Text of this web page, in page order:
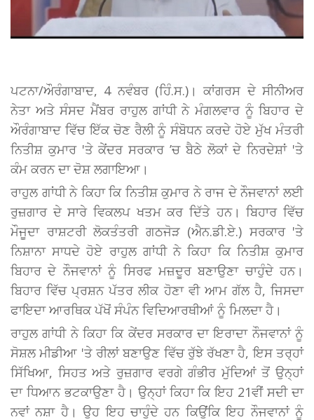
ਪਟਨਾ/ਔਰੰਗਾਬਾਦ, 4 ਨਵੰਬਰ (ਹਿੰ.ਸ.)। ਕਾਂਗਰਸ ਦੇ ਸੀਨੀਅਰ
ਨੇਤਾ ਅਤੇ ਸੰਸਦ ਮੈਂਬਰ ਰਾਹੁਲ ਗਾਂਧੀ ਨੇ ਮੰਗਲਵਾਰ ਨੂੰ ਬਿਹਾਰ ਦੇ
ਔਰੰਗਾਬਾਦ ਵਿੱਚ ਇੱਕ ਚੋਣ ਰੈਲੀ ਨੂੰ ਸੰਬੋਧਨ ਕਰਦੇ ਹੋਏ ਮੁੱਖ ਮੰਤਰੀ
ਨਿਤੀਸ਼ ਕੁਮਾਰ 'ਤੇ ਕੇਂਦਰ ਸਰਕਾਰ ’ਚ ਬੈਠੇ ਲੋਕਾਂ ਦੇ ਨਿਰਦੇਸ਼ਾਂ 'ਤੇ
ਕੰਮ ਕਰਨ ਦਾ ਦੋਸ਼ ਲਗਾਇਆ।
ਰਾਹੁਲ ਗਾਂਧੀ ਨੇ ਕਿਹਾ ਕਿ ਨਿਤੀਸ਼ ਕੁਮਾਰ ਨੇ ਰਾਜ ਦੇ ਨੌਜਵਾਨਾਂ ਲਈ
ਰੁਜ਼ਗਾਰ ਦੇ ਸਾਰੇ ਵਿਕਲਪ ਖਤਮ ਕਰ ਦਿੱਤੇ ਹਨ। ਬਿਹਾਰ ਵਿੱਚ
ਮੌਜੂਦਾ ਰਾਸ਼ਟਰੀ ਲੋਕਤੰਤਰੀ ਗਠਜੋੜ (ਐਨ.ਡੀ.ਏ.) ਸਰਕਾਰ 'ਤੇ
ਨਿਸ਼ਾਨਾ ਸਾਧਦੇ ਹੋਏ ਰਾਹੁਲ ਗਾਂਧੀ ਨੇ ਕਿਹਾ ਕਿ ਨਿਤੀਸ਼ ਕੁਮਾਰ
ਬਿਹਾਰ ਦੇ ਨੌਜਵਾਨਾਂ ਨੂੰ ਸਿਰਫ ਮਜ਼ਦੂਰ ਬਣਾਉਣਾ ਚਾਹੁੰਦੇ ਹਨ।
ਬਿਹਾਰ ਵਿੱਚ ਪ੍ਰਸ਼ਨ ਪੱਤਰ ਲੀਕ ਹੋਣਾ ਵੀ ਆਮ ਗੱਲ ਹੈ, ਜਿਸਦਾ
ਫਾਇਦਾ ਆਰਥਿਕ ਪੱਖੋਂ ਸੰਪੰਨ ਵਿਦਿਆਰਥੀਆਂ ਨੂੰ ਮਿਲਦਾ ਹੈ।
ਰਾਹੁਲ ਗਾਂਧੀ ਨੇ ਕਿਹਾ ਕਿ ਕੇਂਦਰ ਸਰਕਾਰ ਦਾ ਇਰਾਦਾ ਨੌਜਵਾਨਾਂ ਨੂੰ
ਸੋਸ਼ਲ ਮੀਡੀਆ 'ਤੇ ਰੀਲਾਂ ਬਣਾਉਣ ਵਿੱਚ ਰੁੱਝੇ ਰੱਖਣਾ ਹੈ, ਇਸ ਤਰ੍ਹਾਂ
ਸਿੱਖਿਆ, ਸਿਹਤ ਅਤੇ ਰੁਜ਼ਗਾਰ ਵਰਗੇ ਗੰਭੀਰ ਮੁੱਦਿਆਂ ਤੋਂ ਉਨ੍ਹਾਂ
ਦਾ ਧਿਆਨ ਭਟਕਾਉਣਾ ਹੈ। ਉਨ੍ਹਾਂ ਕਿਹਾ ਕਿ ਇਹ 21ਵੀਂ ਸਦੀ ਦਾ
ਨਵਾਂ ਨਸ਼ਾ ਹੈ। ਉਹ ਇਹ ਚਾਹੁੰਦੇ ਹਨ ਕਿਉਂਕਿ ਇਹ ਨੌਜਵਾਨਾਂ ਨੂੰ